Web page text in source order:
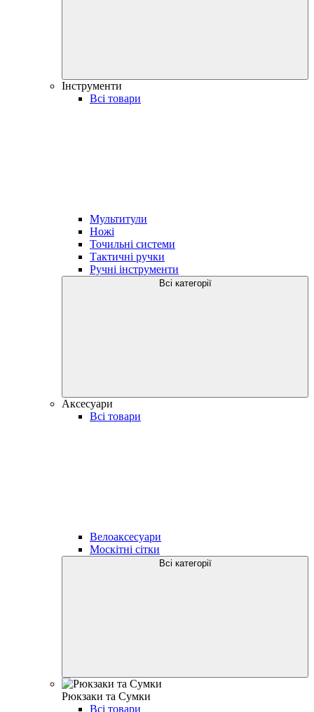
Інструменти
Всі товари
Мультитули
Ножі
Точильні системи
Тактичні ручки
Ручні інструменти
Всі категорії
Аксесуари
Всі товари
Велоаксесуари
Москітні сітки
Всі категорії
Рюкзаки та Сумки
Всі товари